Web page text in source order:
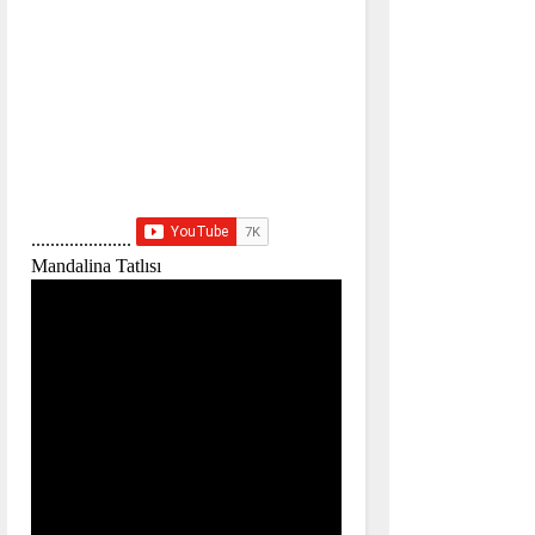
.....................
Mandalina Tatlısı